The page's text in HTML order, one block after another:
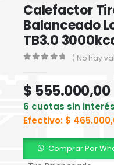
Calefactor
Balanceado
TB3.0
( No hay
$ 555.000,00
6 cuotas sin
Efectivo: $
Comprar Por